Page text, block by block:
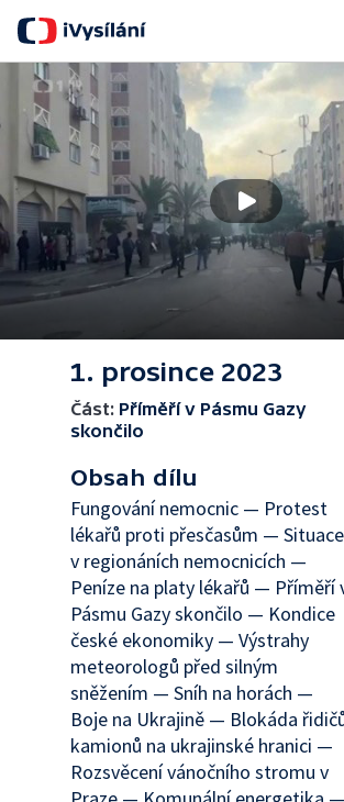
1. prosince 2023
Část: Příměří v Pásmu Gazy
skončilo
Obsah dílu
Fungování nemocnic — Protest
lékařů proti přesčasům — Situace
v regionáních nemocnicích —
Peníze na platy lékařů — Příměří
Pásmu Gazy skončilo — Kondice
české ekonomiky — Výstrahy
meteorologů před silným
sněžením — Sníh na horách —
Boje na Ukrajině — Blokáda
kamionů na ukrajinské hranici —
Rozsvěcení vánočního stromu v